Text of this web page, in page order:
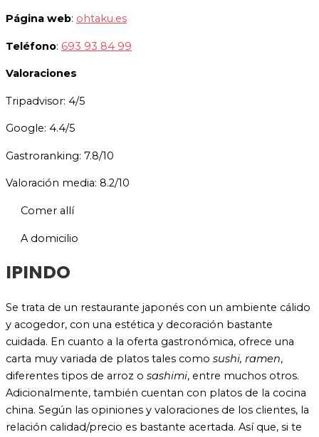
Página web: ohtaku.es
Teléfono: 693 93 84 99
Valoraciones
Tripadvisor: 4/5
Google: 4.4/5
Gastroranking: 7.8/10
Valoración media: 8.2/10
Comer allí
A domicilio
IPINDO
Se trata de un restaurante japonés con un ambiente cálido
y acogedor, con una estética y decoración bastante
cuidada. En cuanto a la oferta gastronómica, ofrece una
carta muy variada de platos tales como sushi, ramen,
diferentes tipos de arroz o sashimi, entre muchos otros.
Adicionalmente, también cuentan con platos de la cocina
china. Según las opiniones y valoraciones de los clientes, la
relación calidad/precio es bastante acertada. Así que, si te